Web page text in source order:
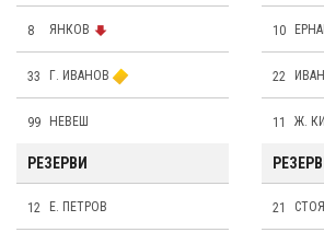
8 ЯНКОВ
33 Г. ИВАНОВ
99 НЕВЕШ
РЕЗЕРВИ
12 Е. ПЕТРОВ
10
22
11 Ж.
21